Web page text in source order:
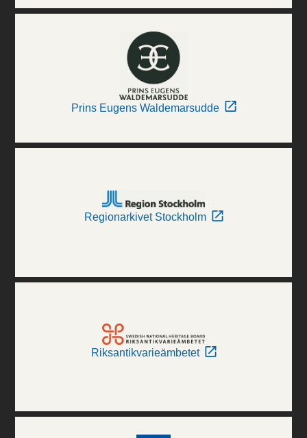
Prins Eugens Waldemarsudde
Regionarkivet Stockholm
Riksantikvarieämbetet